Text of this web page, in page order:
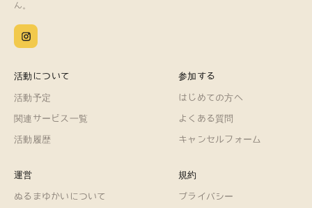
ん。
活動について
活動予定
関連サービス一覧
活動履歴
参加する
はじめての方へ
よくある質問
キャンセルフォーム
運営
ぬるまゆかいについて
規約
プライバシー